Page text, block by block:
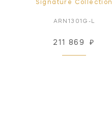
Signature Collection
ARN1301G-L
211 869 ₽